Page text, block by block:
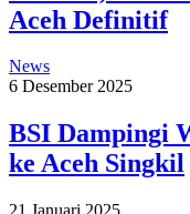
Aceh Definitif
News
6 Desember 2025
BSI Dampingi
ke Aceh Singkil